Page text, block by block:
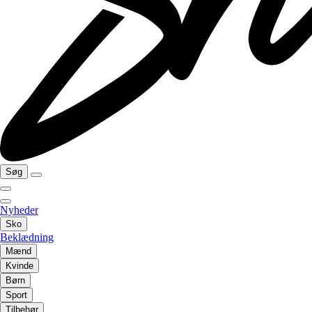
Søg
Nyheder
Sko
Beklædning
Mænd
Kvinde
Børn
Sport
Tilbehør